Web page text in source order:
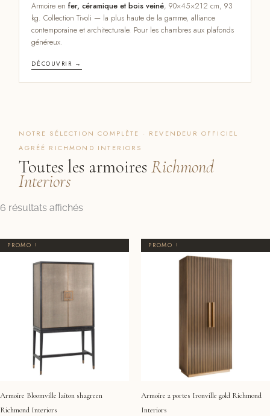
Armoire enfer, céramique et bois veiné, 90×45×212 cm, 93
kg. Collection Tivoli — la plus haute de la gamme, alliance
contemporaine et architecturale. Pour les chambres aux plafonds
généreux.
DÉCOUVRIR →
NOTRE SÉLECTION COMPLÈTE · REVENDEUR OFFICIEL
AGRÉÉ RICHMOND INTERIORS
Toutes les armoiresRichmond
Interiors
6 résultats affichés
prix
croissant
PROMO !
Armoire Bloomville laiton shagreen
Richmond Interiors
prix
initial
était :
2400,00 €.
prix
actuel
2265,00 €.
PROMO !
Armoire 2 portes Ironville gold Richmond
Interiors
prix
prix